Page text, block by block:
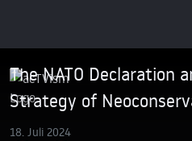
The NATO Declaration
Strategy of
18. Juli 2024